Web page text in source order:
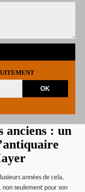
anciens : un
années de cela,
seulement pour son